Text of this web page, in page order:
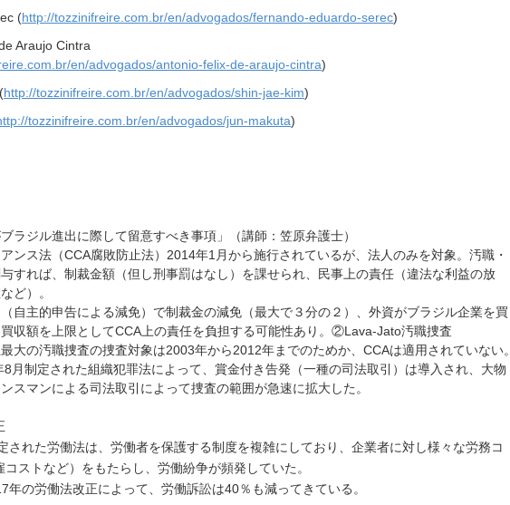
(http://tozzinifreire.com.br/en/advogados/fernando-eduardo-serec)
Araujo Cintra
en/advogados/antonio-felix-de-araujo-cintra)
http://tozzinifreire.com.br/en/advogados/shin-jae-kim)
tozzinifreire.com.br/en/advogados/jun-makuta)
ブラジル進出に際して留意すべき事項」（講師：笠原弁護士）
ンス法（CCA腐敗防止法）2014年1月から施行されているが、法人のみを対象。汚職・
すれば、制裁金額（但し刑事罰はなし）を課せられ、民事上の責任（違法な利益の放
ど）。
自主的申告による減免）で制裁金の減免（最大で３分の２）、外資がブラジル企業を買
収額を上限としてCCA上の責任を負担する可能性あり。②Lava-Jato汚職捜査
大の汚職捜査の捜査対象は2003年から2012年までのためか、CCAは適用されていない。
月制定された組織犯罪法によって、賞金付き告発（一種の司法取引）は導入され、大物
スマンによる司法取引によって捜査の範囲が急速に拡大した。
された労働法は、労働者を保護する制度を複雑にしており、企業者に対し様々な労務コ
コストなど）をもたらし、労働紛争が頻発していた。
年の労働法改正によって、労働訴訟は40％も減ってきている。